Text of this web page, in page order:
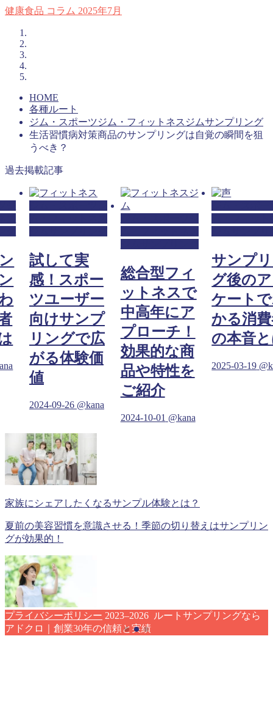
健康食品 コラム 2025年7月
HOME
各種ルート
ジム・スポーツジム・フィットネスジムサンプリング
生活習慣病対策商品のサンプリングは自覚の瞬間を狙
うべき？
過去掲載記事
試して実
感！スポー
ツユーザー
向けサンプ
リングで広
がる体験価
値
2024-09-26 @kana
総合型フィ
ットネスで
中高年にア
プローチ！
効果的な商
品や特性を
ご紹介
2024-10-01 @kana
サンプ
グ後の
ケート
かる消
の本音
2025-03-19
家族にシェアしたくなるサンプル体験とは？
夏前の美容習慣を意識させる！季節の切り替えはサンプリン
グが効果的！
プライバシーポリシー 2023–2026 ルートサンプリングなら
アドクロ｜創業30年の信頼と実績